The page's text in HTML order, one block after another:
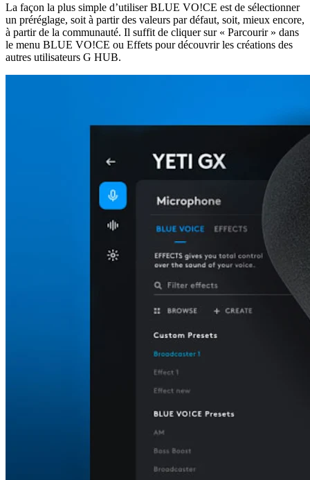
La façon la plus simple d’utiliser BLUE VO!CE est de sélectionner
un préréglage, soit à partir des valeurs par défaut, soit, mieux encore,
à partir de la communauté. Il suffit de cliquer sur « Parcourir » dans
le menu BLUE VO!CE ou Effets pour découvrir les créations des
autres utilisateurs G HUB.